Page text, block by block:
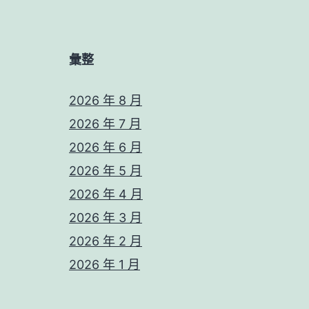
彙整
2026 年 8 月
2026 年 7 月
2026 年 6 月
2026 年 5 月
2026 年 4 月
2026 年 3 月
2026 年 2 月
2026 年 1 月